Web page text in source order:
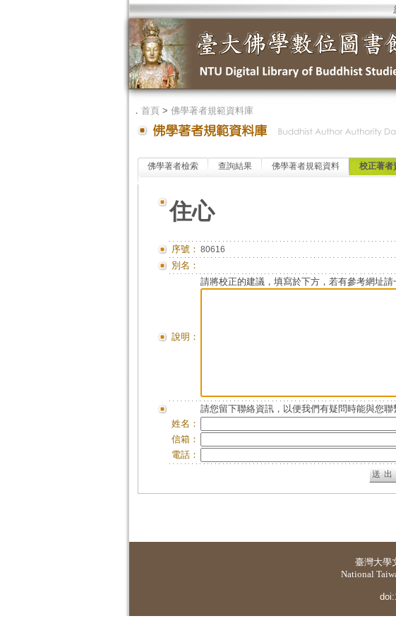
． 首頁> 佛學著者規範資料庫
佛學著者檢索 查詢結果 佛學著者規範資料 校正著者
住心
序號： 80616
別名：
說明：
請將校正的建議，填寫於下方，若有參考網址請
請您留下聯絡資訊，以便我們有疑問時能與您
姓名：
信箱：
電話：
臺灣大學
National